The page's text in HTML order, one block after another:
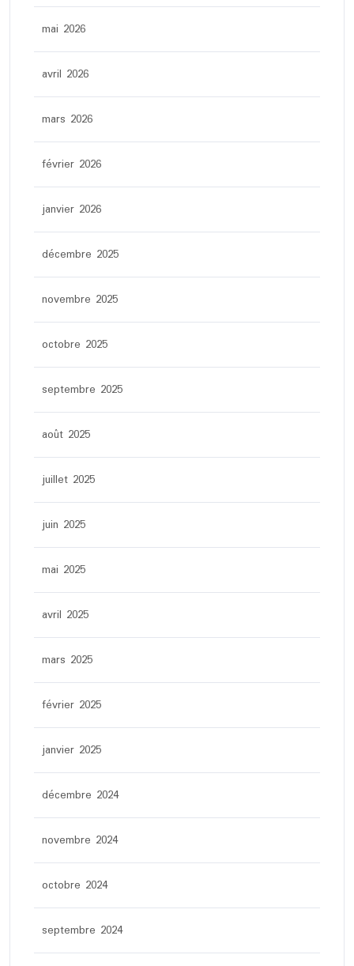
mai 2026
avril 2026
mars 2026
février 2026
janvier 2026
décembre 2025
novembre 2025
octobre 2025
septembre 2025
août 2025
juillet 2025
juin 2025
mai 2025
avril 2025
mars 2025
février 2025
janvier 2025
décembre 2024
novembre 2024
octobre 2024
septembre 2024